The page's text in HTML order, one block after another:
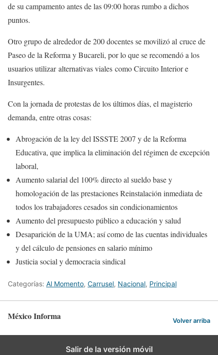
de su campamento antes de las 09:00 horas rumbo a dichos
puntos.
Otro grupo de alrededor de 200 docentes se movilizó al cruce de
Paseo de la Reforma y Bucareli, por lo que se recomendó a los
usuarios utilizar alternativas viales como Circuito Interior e
Insurgentes.
Con la jornada de protestas de los últimos días, el magisterio
demanda, entre otras cosas:
Abrogación de la ley del ISSSTE 2007 y de la Reforma
Educativa, que implica la eliminación del régimen de excepción
laboral,
Aumento salarial del 100% directo al sueldo base y
homologación de las prestaciones Reinstalación inmediata de
todos los trabajadores cesados sin condicionamientos
Aumento del presupuesto público a educación y salud
Desaparición de la UMA; así como de las cuentas individuales
y del cálculo de pensiones en salario mínimo
Justicia social y democracia sindical
Categorías: Al Momento, Carrusel, Nacional, Principal
México Informa Volver arriba
Salir de la versión móvil